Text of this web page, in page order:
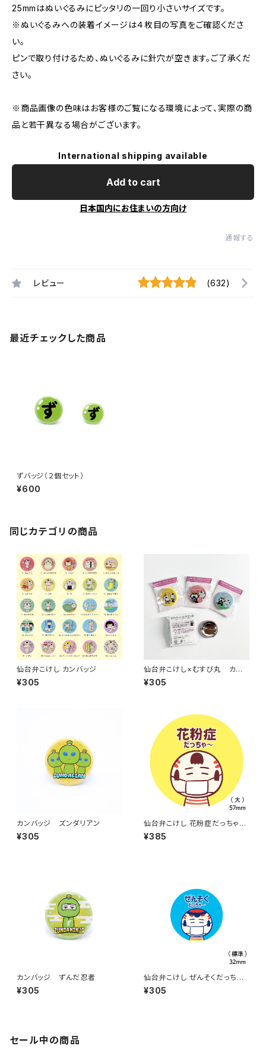
25mmはぬいぐるみにピッタリの一回り小さいサイズです。
※ぬいぐるみへの装着イメージは４枚目の写真をご確認くださ
い。
ピンで取り付けるため、ぬいぐるみに針穴が空きます。ご了承くだ
さい。
※商品画像の色味はお客様のご覧になる環境によって、実際の商
品と若干異なる場合がございます。
International shipping available
Add to cart
日本国内にお住まいの方向け
通報する
レビュー (632)
最近チェックした商品
ずバッジ（２個セット）
¥600
同じカテゴリの商品
仙台弁こけし カンバッジ
¥305
仙台弁こけし×むすび丸 カン
バッジ
¥305
カンバッジ ズンダリアン
¥305
仙台弁こけし 花粉症だっちゃ
カンバッジ（57mm）
¥385
カンバッジ ずんだ忍者
¥305
仙台弁こけし ぜんそくだっち
ゃ カンバッジ（32mm）
¥305
セール中の商品